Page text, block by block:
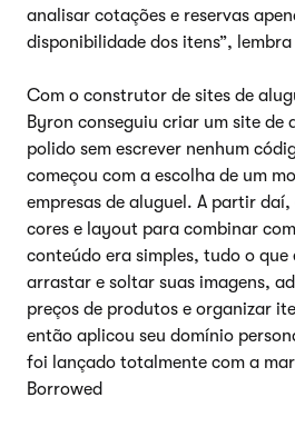
analisar cotações e reservas
disponibilidade dos itens”, lembra
Com o construtor de sites de
Byron conseguiu criar um site de
polido sem escrever nenhum
começou com a escolha de um
empresas de aluguel. A partir
cores e layout para combinar
conteúdo era simples, tudo o que
arrastar e soltar suas imagens,
preços de produtos e organizar
então aplicou seu domínio
foi lançado totalmente com a
Borrowed